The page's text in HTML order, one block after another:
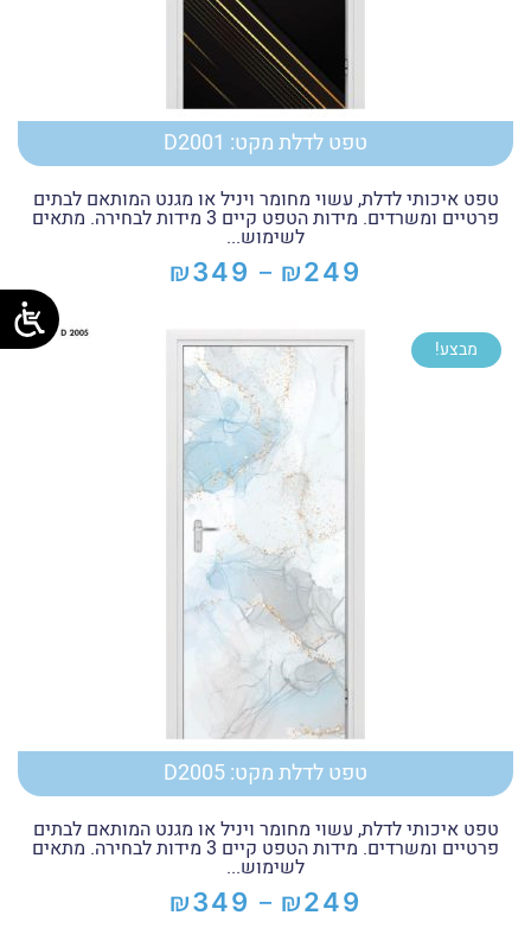
טפט לדלת מקט: D2001
טפט איכותי לדלת, עשוי מחומר ויניל או מגנט המותאם לבתים
פרטיים ומשרדים. מידות הטפט קיים 3 מידות לבחירה. מתאים
לשימוש...
₪249
–
₪349טווח
עד
⁦₪349⁩
מבצע!
טפט לדלת מקט: D2005
טפט איכותי לדלת, עשוי מחומר ויניל או מגנט המותאם לבתים
פרטיים ומשרדים. מידות הטפט קיים 3 מידות לבחירה. מתאים
לשימוש...
₪249
–
₪349טווח